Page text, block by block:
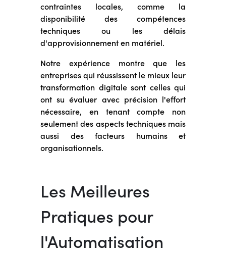
contraintes locales, comme la
disponibilité des compétences
techniques ou les délais
d'approvisionnement en matériel.
Notre expérience montre que les
entreprises qui réussissent le mieux leur
transformation digitale sont celles qui
ont su évaluer avec précision l'effort
nécessaire, en tenant compte non
seulement des aspects techniques mais
aussi des facteurs humains et
organisationnels.
Les Meilleures
Pratiques pour
l'Automatisation